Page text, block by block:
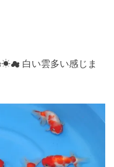
白い雲多い感じま